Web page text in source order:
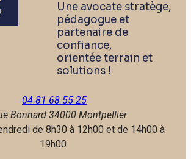
Une avocate stratège,
pédagogue et
partenaire de
confiance,
orientée terrain et
solutions !
04 81 68 55 25
Bonnard 34000 Montpellier
de 8h30 à 12h00 et de 14h00 à
19h00.